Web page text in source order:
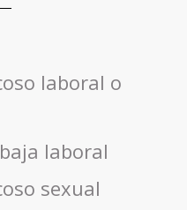
laboral o
laboral
sexual